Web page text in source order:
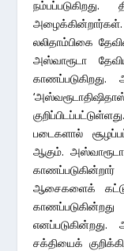
நம்பப்படுகிறது.
லலிதாம்பிகை
அஸ்வாரூடா
படைகளால்
ஆகும்.
ஆசைகளைக்
சக்தியைக்